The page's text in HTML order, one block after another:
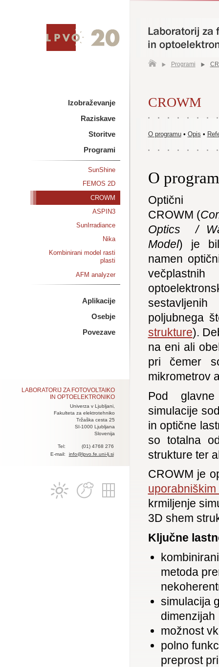
Izobraževanje
Raziskave
Storitve
Programi
SunShine
FEMOS 2D
CROWM
ASPIN3
SunIrradiance
Nika
Kombinirani model rasti
plasti
AFM analyzer
Aplikacije
Osebje
Povezave
LABORATORIJ ZA FOTOVOLTAIKO
IN OPTOELEKTRONIKO
Univerza v Ljubljani,
Fakulteta za elektrotehniko
Tržaška cesta 25
SI-1000 Ljubljana
Slovenija
Tel:
(01) 4768 276
E-mail:
info@lpvo.fe.uni-lj.si
Programi
CROWM
O programu• Opis •
O
Optični
CROWM (
Optics /
Model) je
namen
večplastnih
poljubnega
strukture).
na eni ali
pri čemer
mikrometrov
Pod
simulacije
in optične
so totalna
strukture ter
CROWM je
krmiljenje
3D shem
Ključne
metoda
simulacija
dimenzijah
možnost
polno
preprost